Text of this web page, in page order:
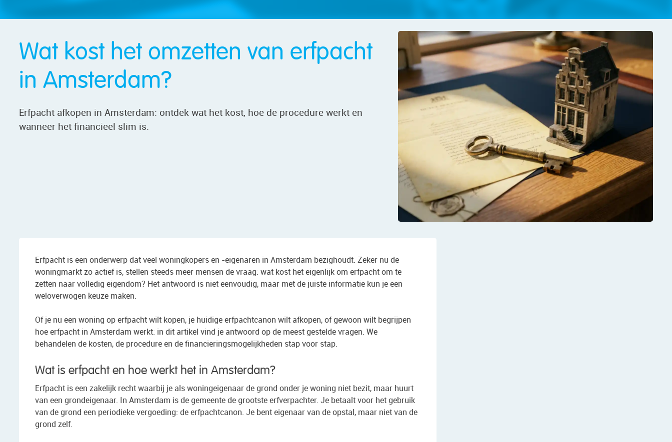
Wat kost het omzetten van erfpacht
in Amsterdam?
Erfpacht afkopen in Amsterdam: ontdek wat het kost, hoe de procedure werkt en
wanneer het financieel slim is.
Erfpacht is een onderwerp dat veel woningkopers en -eigenaren in Amsterdam bezighoudt. Zeker nu de
woningmarkt zo actief is, stellen steeds meer mensen de vraag: wat kost het eigenlijk om erfpacht om te
zetten naar volledig eigendom? Het antwoord is niet eenvoudig, maar met de juiste informatie kun je een
weloverwogen keuze maken.
Of je nu een woning op erfpacht wilt kopen, je huidige erfpachtcanon wilt afkopen, of gewoon wilt begrijpen
hoe erfpacht in Amsterdam werkt: in dit artikel vind je antwoord op de meest gestelde vragen. We
behandelen de kosten, de procedure en de financieringsmogelijkheden stap voor stap.
Wat is erfpacht en hoe werkt het in Amsterdam?
Erfpacht is een zakelijk recht waarbij je als woningeigenaar de grond onder je woning niet bezit, maar huurt
van een grondeigenaar. In Amsterdam is de gemeente de grootste erfverpachter. Je betaalt voor het gebruik
van de grond een periodieke vergoeding: de erfpachtcanon. Je bent eigenaar van de opstal, maar niet van de
grond zelf.